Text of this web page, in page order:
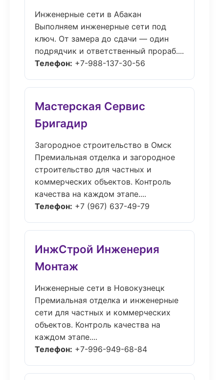
Инженерные сети в Абакан
Выполняем инженерные сети под
ключ. От замера до сдачи — один
подрядчик и ответственный прораб....
Телефон: +7-988-137-30-56
Мастерская Сервис
Бригадир
Загородное строительство в Омск
Премиальная отделка и загородное
строительство для частных и
коммерческих объектов. Контроль
качества на каждом этапе....
Телефон: +7 (967) 637-49-79
ИнжСтрой Инженерия
Монтаж
Инженерные сети в Новокузнецк
Премиальная отделка и инженерные
сети для частных и коммерческих
объектов. Контроль качества на
каждом этапе....
Телефон: +7-996-949-68-84